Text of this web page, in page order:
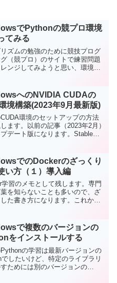
でPythonの競プロ環境
てみる
ズムの勉強のために競技プログ
（競プロ）のサイトで練習問題
ンジしてみようと思い、環境構
へのNVIDIA CUDAの
境構築(2023年9月最新版)
環境のセットアップの方法
ます。以前の記事（2023年2月）
デート版になります。Stable
ネイティブ環境にインストール
方向けの参考資料です。以前の記
せてご参考いただければと思い
でのDockerのざっくり
い方（１）導入編
学習のメモとして残します。専門
を知らないことも多いので、ざ
た書き方になります。これか
ていない部分はご指摘いただけ
いです。Dockerって何をするも
？Docker Desktopの導入、
を使ってみる。
で複数のバージョンの
をインストールする
の学習は最新バージョンの
したいけど、特定のライブラリ
ためには別のバージョンの